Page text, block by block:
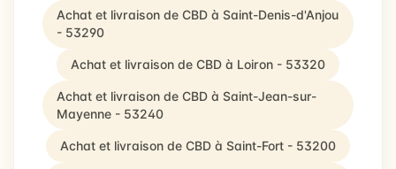
Achat et livraison de CBD à Saint-Denis-d'Anjou
- 53290
Achat et livraison de CBD à Loiron - 53320
Achat et livraison de CBD à Saint-Jean-sur-
Mayenne - 53240
Achat et livraison de CBD à Saint-Fort - 53200